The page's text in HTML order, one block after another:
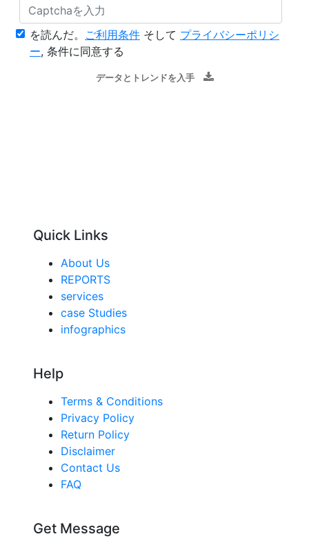
を読んだ。 ご利用条件 そして プライバシーポリシ
ー, 条件に同意する
データとトレンドを入手
Quick Links
About Us
REPORTS
services
case Studies
infographics
Help
Terms & Conditions
Privacy Policy
Return Policy
Disclaimer
Contact Us
FAQ
Get Message